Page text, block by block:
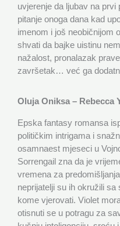
uvjerenje da ljubav na prvi
pitanje onoga dana kad
imenom i još neobičnijom
shvati da bajke uistinu
nažalost, pronalazak
završetak… već ga
Oluja Oniksa – Rebecca
Epska fantasy romansa
političkim intrigama i
osamnaest mjeseci u
Sorrengail zna da je
vremena za
neprijatelji su ih okružili
kome vjerovati. Violet
otisnuti se u potragu za